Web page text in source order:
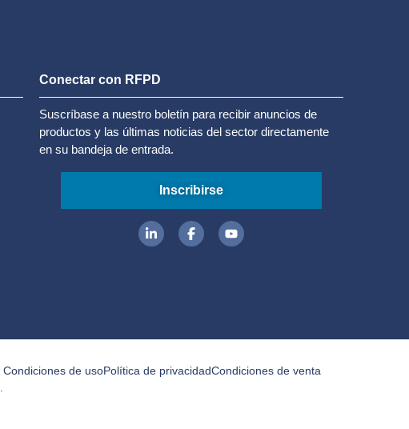
Conectar con RFPD
Suscríbase a nuestro boletín para recibir anuncios de
productos y las últimas noticias del sector directamente
en su bandeja de entrada.
Inscribirse
Condiciones de usoPolítica de privacidadCondiciones de venta